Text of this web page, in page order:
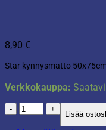
8,90 €
Star kynnysmatto
Verkkokauppa:
Star
kynnysmattoLisää